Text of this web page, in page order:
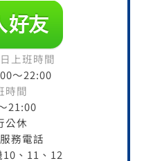
上班時間
～22:00
時間
21:00
公休
務電話
10、11、12